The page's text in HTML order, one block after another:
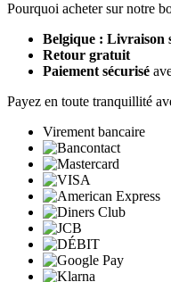
Pourquoi acheter sur notre
Belgique : Livraison
Retour gratuit
Paiement sécurisé
Payez en toute tranquillité
Virement bancaire